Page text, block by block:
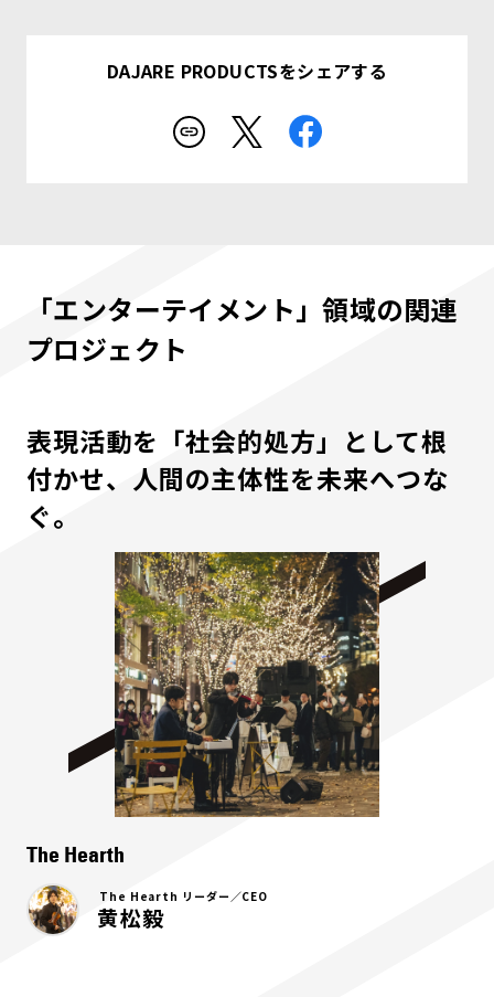
DAJARE PRODUCTSをシェアする
「エンターテイメント」領域の関連
プロジェクト
表現活動を「社会的処方」として根
付かせ、人間の主体性を未来へつな
ぐ。
The Hearth
The Hearth リーダー／CEO
黄松毅